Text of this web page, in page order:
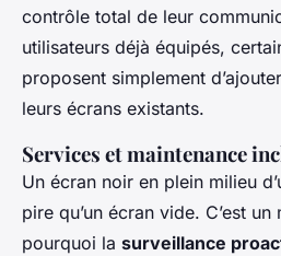
contrôle total de leur
utilisateurs déjà équipés,
proposent simplement
leurs écrans existants.
Services et maintenance
Un écran noir en plein milieu
pire qu’un écran vide. C’est un
pourquoi la surveillance